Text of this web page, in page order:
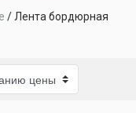
/ Лента бордюрная